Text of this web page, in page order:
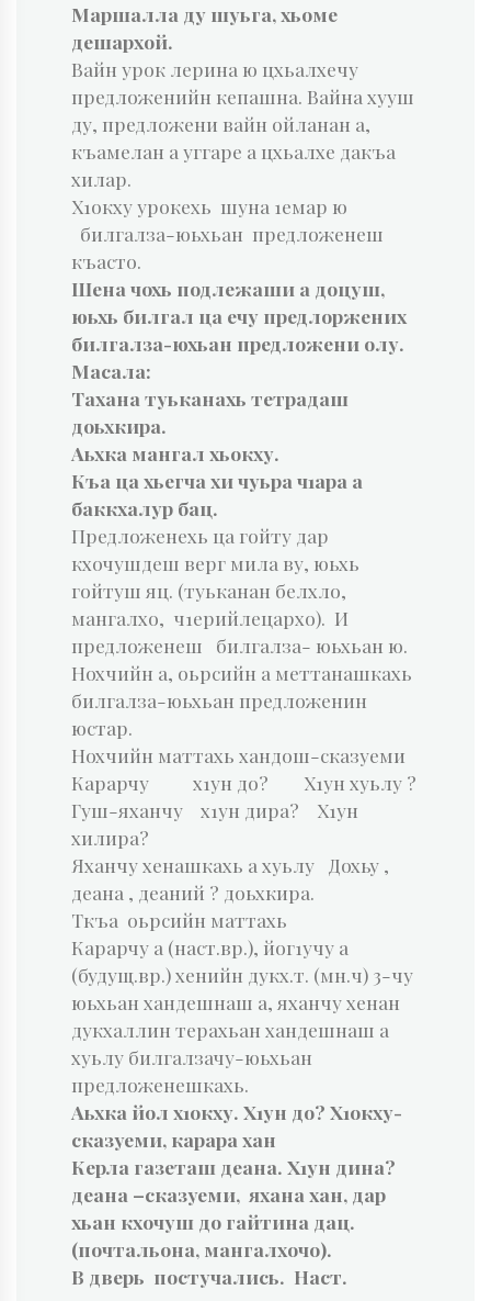
Маршалла ду шуьга, хьоме
дешархой.
Вайн урок лерина ю цхьалхечу
предложенийн кепашна. Вайна хууш
ду, предложени вайн ойланан а,
къамелан а уггаре а цхьалхе дакъа
хилар.
Х1окху урокехь шуна 1емар ю
билгалза-юьхьан предложенеш
къасто.
Шена чохь подлежаши а доцуш,
юьхь билгал ца ечу предлоржених
билгалза-юхьан предложени олу.
Масала:
Тахана туьканахь тетрадаш
доьхкира.
Аьхка мангал хьокху.
Къа ца хьегча хи чуьра ч1ара а
баккхалур бац.
Предложенехь ца гойту дар
кхочушдеш верг мила ву, юьхь
гойтуш яц. (туьканан белхло,
мангалхо, ч1ерийлецархо). И
предложенеш билгалза- юьхьан ю.
Нохчийн а, оьрсийн а меттанашкахь
билгалза-юьхьан предложенин
юстар.
Нохчийн маттахь хандош-сказуеми
Карарчу х1ун до? Х1ун хуьлу ?
Гуш-яханчу х1ун дира? Х1ун
хилира?
Яханчу хенашкахь а хуьлу Дохьу ,
деана , деаний ? доьхкира.
Ткъа оьрсийн маттахь
Карарчу а (наст.вр.), йог1учу а
(будущ.вр.) хенийн дукх.т. (мн.ч) 3-чу
юьхьан хандешнаш а, яханчу хенан
дукхаллин терахьан хандешнаш а
хуьлу билгалзачу-юьхьан
предложенешкахь.
Аьхка йол х1окху. Х1ун до? Х1окху-
сказуеми, карара хан
Керла газеташ деана. Х1ун дина?
деана –сказуеми, яхана хан, дар
хьан кхочуш до гайтина дац.
(почтальона, мангалхочо).
В дверь постучались. Наст.